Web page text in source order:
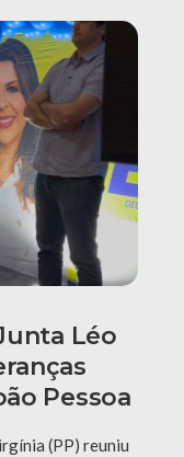
Léo
Pessoa
(PP) reuniu